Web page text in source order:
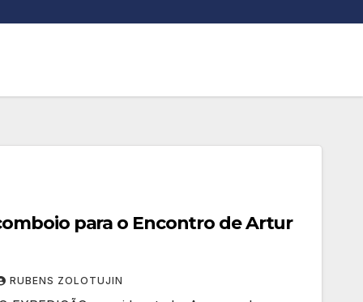
para o Encontro de Artur
RUBENS ZOLOTUJIN